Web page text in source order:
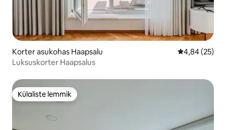
Korter asukohas Haapsalu Keskmine
4,84 (25)
Luksuskorter Haapsalus
Külaliste lemmik
Külaliste lemmik